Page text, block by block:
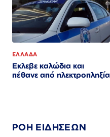
ΕΛΛΑΔΑ
Εκλεβε καλώδια και
πέθανε από ηλεκτροπληξία
ΡΟΗ ΕΙΔΗΣΕΩΝ